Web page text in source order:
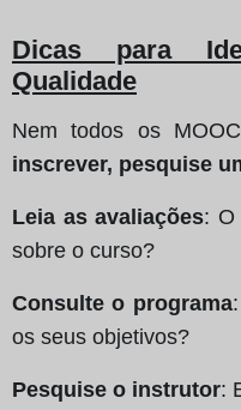
Dicas para
Qualidade
Nem todos os
inscrever, pesquise
Leia as avaliações: O
sobre o curso?
Consulte o programa
os seus objetivos?
Pesquise o instrutor: